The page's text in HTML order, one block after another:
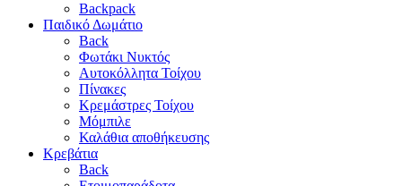
Backpack
Παιδικό Δωμάτιο
Back
Φωτάκι Νυκτός
Αυτοκόλλητα Τοίχου
Πίνακες
Κρεμάστρες Τοίχου
Μόμπιλε
Καλάθια αποθήκευσης
Κρεβάτια
Back